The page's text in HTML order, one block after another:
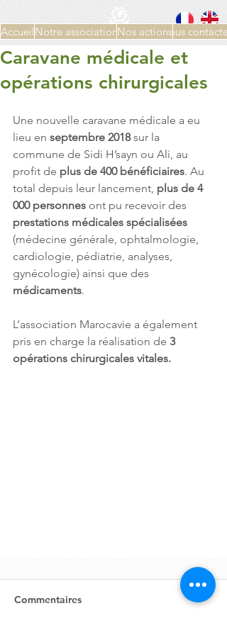
AccueilNotre association Nous contacter
Nos actions
Caravane médicale et
opérations chirurgicales
Une nouvelle caravane médicale a eu
lieu en septembre 2018 sur la
commune de Sidi H’sayn ou Ali, au
profit de plus de 400 bénéficiaires. Au
total depuis leur lancement, plus de 4
000 personnes ont pu recevoir des
prestations médicales spécialisées
(médecine générale, ophtalmologie,
cardiologie, pédiatrie, analyses,
gynécologie) ainsi que des
médicaments.
L’association Marocavie a également
pris en charge la réalisation de 3
opérations chirurgicales vitales.
Commentaires